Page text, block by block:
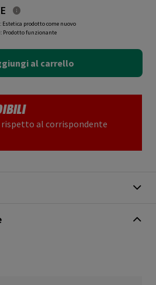
: Estetica prodotto come nuovo
: Prodotto funzionante
al carrello
al corrispondente